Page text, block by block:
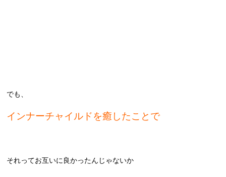
でも、
インナーチャイルドを癒したことで
それってお互いに良かったんじゃないか